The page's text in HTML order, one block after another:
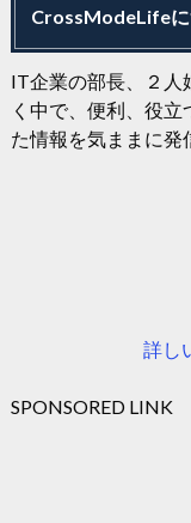
CrossModeLifeに
IT企業の部長、２人
く中で、便利、役
た情報を気ままに発
詳し
SPONSORED LINK